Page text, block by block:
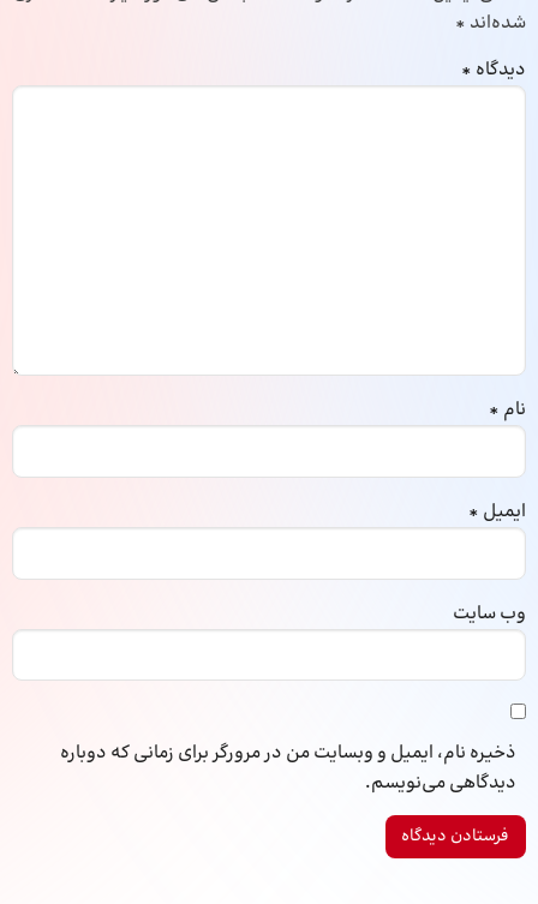
شده‌اند *
دیدگاه *
نام *
ایمیل *
وب‌ سایت
ذخیره نام، ایمیل و وبسایت من در مرورگر برای زمانی که دوباره
دیدگاهی می‌نویسم.